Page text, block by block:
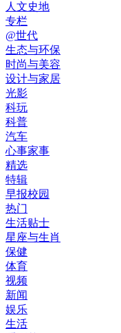
人文史地
专栏
@世代
生态与环保
时尚与美容
设计与家居
光影
科玩
科普
汽车
心事家事
精选
特辑
早报校园
热门
生活贴士
星座与生肖
保健
体育
视频
新闻
娱乐
生活